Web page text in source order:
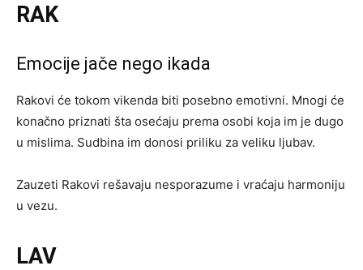
RAK
Emocije jače nego ikada
Rakovi će tokom vikenda biti posebno emotivni. Mnogi će
konačno priznati šta osećaju prema osobi koja im je dugo
u mislima. Sudbina im donosi priliku za veliku ljubav.
Zauzeti Rakovi rešavaju nesporazume i vraćaju harmoniju
u vezu.
LAV